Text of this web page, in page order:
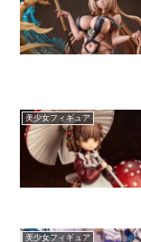
美少女フィギュア
美少女フィギュア